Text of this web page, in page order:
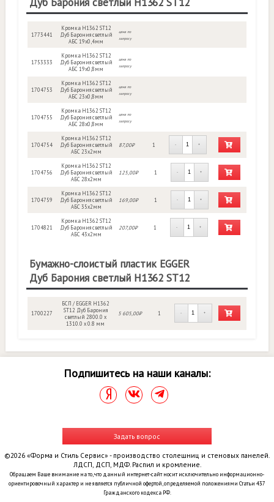
1773441
Кромка H1362 ST12
Дуб Барония светлый
АБС 19х0,4мм
цена по
запросу
1753333
Кромка H1362 ST12
Дуб Барония светлый
АБС 19х0,8мм
цена по
запросу
1704753
Кромка H1362 ST12
Дуб Барония светлый
АБС 23х0,8мм
цена по
запросу
1704755
Кромка H1362 ST12
Дуб Барония светлый
АБС 28х0,8мм
цена по
запросу
1704754
Кромка H1362 ST12
Дуб Барония светлый
АБС 23х2мм
87,00₽ 1 - +
1704756
Кромка H1362 ST12
Дуб Барония светлый
АБС 28х2мм
125,00₽ 1 - +
1704759
Кромка H1362 ST12
Дуб Барония светлый
АБС 35х2мм
169,00₽ 1 - +
1704821
Кромка H1362 ST12
Дуб Барония светлый
АБС 43х2мм
207,00₽ 1 - +
Бумажно-слоистый пластик EGGER
Дуб Барония светлый H1362 ST12
1700227
БСП / EGGER H1362
ST12 Дуб Барония
светлый 2800.0 x
1310.0 x 0.8 мм
5 605,00₽ 1 - +
Подпишитесь на наши каналы:
Задать вопрос
©2026 «Форма и Стиль Сервис» - производство столешниц и стеновых панелей.
ЛДСП, ДСП, МДФ. Распил и кромление.
Обращаем Ваше внимание на то, что данный интернет-сайт носит исключительно информационно-
ориентировочный характер и не является публичной офертой, определяемой положениями Статьи 437
Гражданского кодекса РФ.